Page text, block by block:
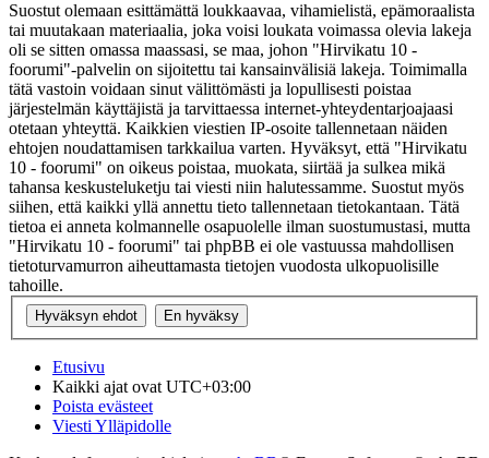
Suostut olemaan esittämättä loukkaavaa, vihamielistä, epämoraalista
tai muutakaan materiaalia, joka voisi loukata voimassa olevia lakeja
oli se sitten omassa maassasi, se maa, johon "Hirvikatu 10 -
foorumi"-palvelin on sijoitettu tai kansainvälisiä lakeja. Toimimalla
tätä vastoin voidaan sinut välittömästi ja lopullisesti poistaa
järjestelmän käyttäjistä ja tarvittaessa internet-yhteydentarjoajaasi
otetaan yhteyttä. Kaikkien viestien IP-osoite tallennetaan näiden
ehtojen noudattamisen tarkkailua varten. Hyväksyt, että "Hirvikatu
10 - foorumi" on oikeus poistaa, muokata, siirtää ja sulkea mikä
tahansa keskusteluketju tai viesti niin halutessamme. Suostut myös
siihen, että kaikki yllä annettu tieto tallennetaan tietokantaan. Tätä
tietoa ei anneta kolmannelle osapuolelle ilman suostumustasi, mutta
"Hirvikatu 10 - foorumi" tai phpBB ei ole vastuussa mahdollisen
tietoturvamurron aiheuttamasta tietojen vuodosta ulkopuolisille
tahoille.
Etusivu
Kaikki ajat ovat UTC+03:00
Poista evästeet
Viesti Ylläpidolle